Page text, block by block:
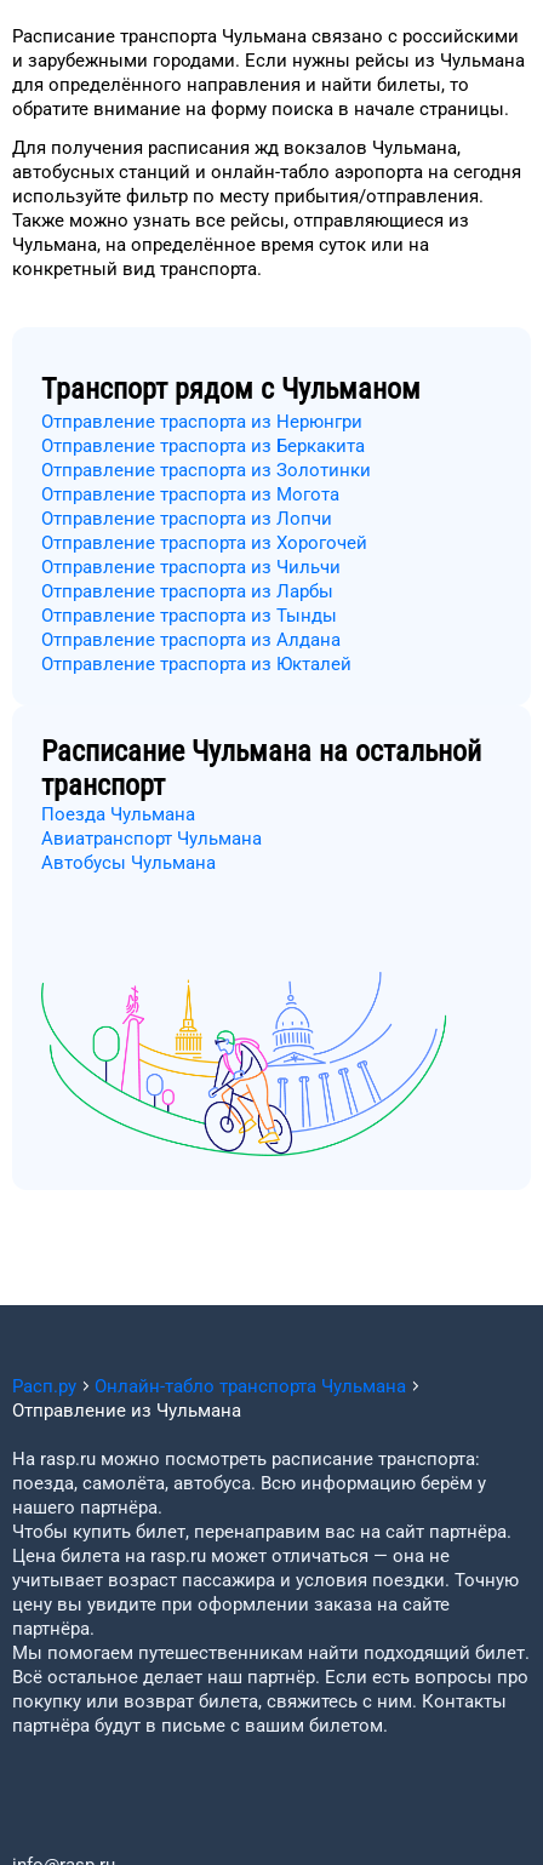
Расписание транспорта Чульмана связано с российскими
и зарубежными городами. Если нужны рейсы из Чульмана
для определённого направления и найти билеты, то
обратите внимание на форму поиска в начале страницы.
Для получения расписания жд вокзалов Чульмана,
автобусных станций и онлайн-табло аэропорта на сегодня
используйте фильтр по месту прибытия/отправления.
Также можно узнать все рейсы, отправляющиеся из
Чульмана, на определённое время суток или на
конкретный вид транспорта.
Транспорт рядом с Чульманом
Отправление траспорта из Нерюнгри
Отправление траспорта из Беркакита
Отправление траспорта из Золотинки
Отправление траспорта из Могота
Отправление траспорта из Лопчи
Отправление траспорта из Хорогочей
Отправление траспорта из Чильчи
Отправление траспорта из Ларбы
Отправление траспорта из Тынды
Отправление траспорта из Алдана
Отправление траспорта из Юкталей
Расписание Чульмана на остальной
транспорт
Поезда Чульмана
Авиатранспорт Чульмана
Автобусы Чульмана
Расп.ру Онлайн-табло транспорта Чульмана
Отправление из Чульмана
На rasp.ru можно посмотреть расписание транспорта:
поезда, самолёта, автобуса. Всю информацию берём у
нашего партнёра.
Чтобы купить билет, перенаправим вас на сайт партнёра.
Цена билета на rasp.ru может отличаться — она не
учитывает возраст пассажира и условия поездки. Точную
цену вы увидите при оформлении заказа на сайте
партнёра.
Мы помогаем путешественникам найти подходящий билет.
Всё остальное делает наш партнёр. Если есть вопросы про
покупку или возврат билета, свяжитесь с ним. Контакты
партнёра будут в письме с вашим билетом.